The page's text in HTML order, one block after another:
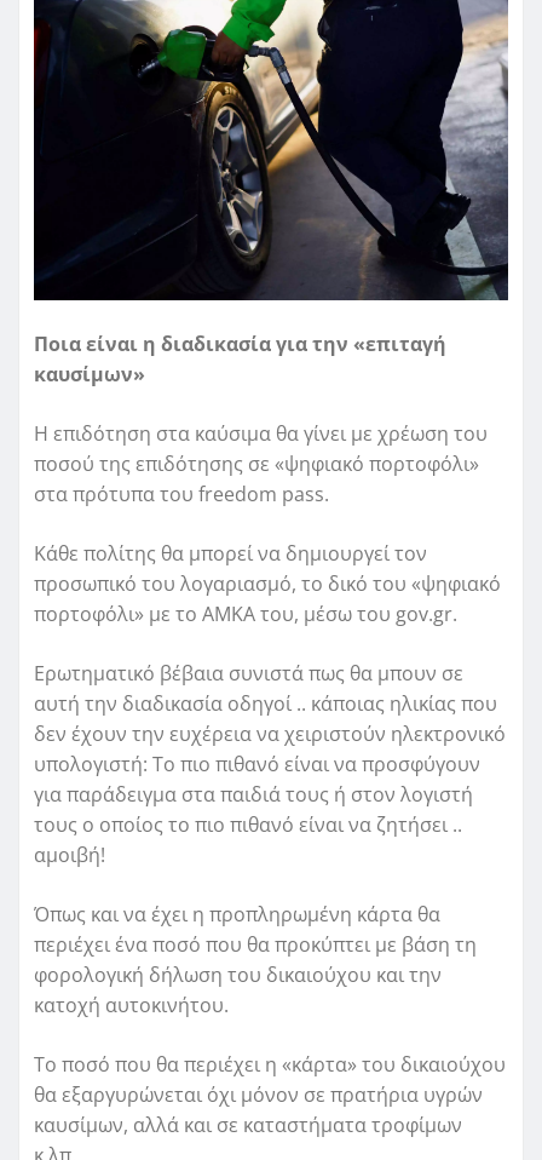
Ποια είναι η διαδικασία για την «επιταγή
καυσίμων»
Η επιδότηση στα καύσιμα θα γίνει με χρέωση του
ποσού της επιδότησης σε «ψηφιακό πορτοφόλι»
στα πρότυπα του freedom pass.
Κάθε πολίτης θα μπορεί να δημιουργεί τον
προσωπικό του λογαριασμό, το δικό του «ψηφιακό
πορτοφόλι» με το ΑΜΚΑ του, μέσω του gov.gr.
Ερωτηματικό βέβαια συνιστά πως θα μπουν σε
αυτή την διαδικασία οδηγοί .. κάποιας ηλικίας που
δεν έχουν την ευχέρεια να χειριστούν ηλεκτρονικό
υπολογιστή: Το πιο πιθανό είναι να προσφύγουν
για παράδειγμα στα παιδιά τους ή στον λογιστή
τους ο οποίος το πιο πιθανό είναι να ζητήσει ..
αμοιβή!
Όπως και να έχει η προπληρωμένη κάρτα θα
περιέχει ένα ποσό που θα προκύπτει με βάση τη
φορολογική δήλωση του δικαιούχου και την
κατοχή αυτοκινήτου.
Το ποσό που θα περιέχει η «κάρτα» του δικαιούχου
θα εξαργυρώνεται όχι μόνον σε πρατήρια υγρών
καυσίμων, αλλά και σε καταστήματα τροφίμων